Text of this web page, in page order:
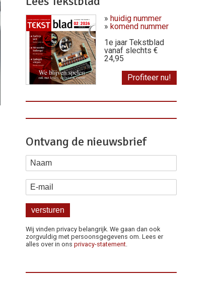
» huidig nummer
» komend nummer
1e jaar Tekstblad
vanaf slechts €
24,95
Profiteer nu!
Ontvang de nieuwsbrief
Naam
E-mail
Wij vinden privacy belangrijk. We gaan dan ook
zorgvuldig met persoonsgegevens om. Lees er
alles over in ons privacy-statement